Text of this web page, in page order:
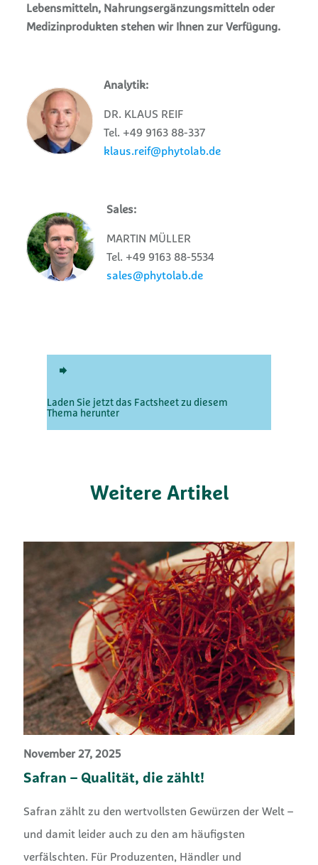
Lebensmitteln, Nahrungsergänzungsmitteln oder
Medizinprodukten stehen wir Ihnen zur Verfügung.
Analytik:
DR. KLAUS REIF
Tel. +49 9163 88-337
klaus.reif@phytolab.de
Sales:
MARTIN MÜLLER
Tel. +49 9163 88-5534
sales@phytolab.de
Laden Sie jetzt das Factsheet zu diesem
Thema herunter
Weitere Artikel
November 27, 2025
Safran – Qualität, die zählt!
Safran zählt zu den wertvollsten Gewürzen der Welt –
und damit leider auch zu den am häufigsten
verfälschten. Für Produzenten, Händler und